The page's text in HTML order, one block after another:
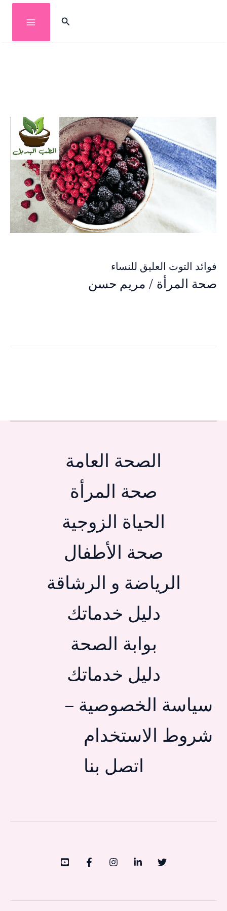
البحث
فوائد التوت العليق للنساء
صحة المرأة / مريم حسن
الصحة العامة
صحة المرأة
الحياة الزوجية
صحة الأطفال
الرياضة و الرشاقة
دليل خدماتك
بوابة الصحة
دليل خدماتك
سياسة الخصوصية –
شروط الاستخدام
اتصل بنا